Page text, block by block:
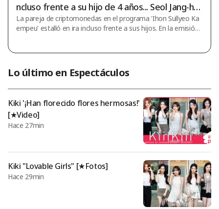
ncluso frente a su hijo de 4 años... Seol Jang-ho
on: "Es un infierno" [Lee Suk-cam]
La pareja de criptomonedas en el programa 'Ihon Sullyeo Ka
empeu' estalló en ira incluso frente a sus hijos. En la emisión
e la 23ª promoción. En ese momento, Seol Jang-hoon dijo so
bre la pareja de criptomonedas: "Es cierto que el esposo cont
rajo deudas, pero incluso así, es difícil entenderlo (a la espos
Lo último en Espectáculos
Kiki '¡Han florecido flores hermosas!'
[★Video]
Hace 27min
Kiki "Lovable Girls" [★Fotos]
Hace 29min